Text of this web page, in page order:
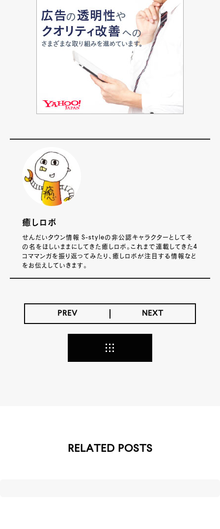
癒しロボ
せんだいタウン情報 S-styleの非公認キャラクターとしてそ
の名をほしいままにしてきた癒しロボ。これまで連載してきた4
コママンガを振り返ってみたり、癒しロボが注目する情報など
をお伝えしていきます。
PREV NEXT
RELATED POSTS